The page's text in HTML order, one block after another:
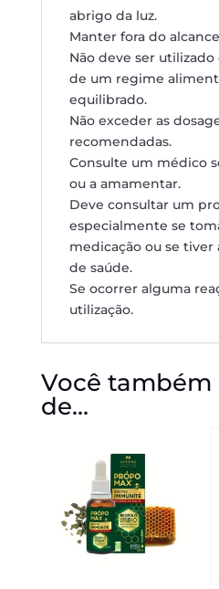
abrigo da luz.
Manter fora do
Não deve ser
de um regime
equilibrado.
Não exceder as
recomendadas.
Consulte um médico
ou a amamentar.
Deve consultar um
especialmente se
medicação ou se
de saúde.
Se ocorrer alguma
utilização.
Você
de…